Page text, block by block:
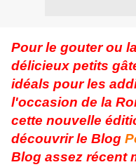
Pour le gouter ou
délicieux petits
idéals pour les
l'occasion de la
cette nouvelle
découvrir le Blog
Blog assez récent